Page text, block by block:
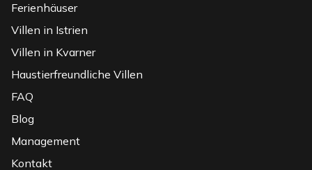
Ferienhäuser
Villen in Istrien
Villen in Kvarner
Haustierfreundliche Villen
FAQ
Blog
Management
Kontakt